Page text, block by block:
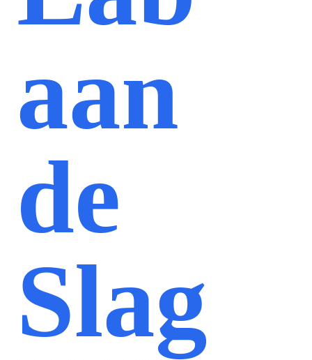
aan
de
Slag